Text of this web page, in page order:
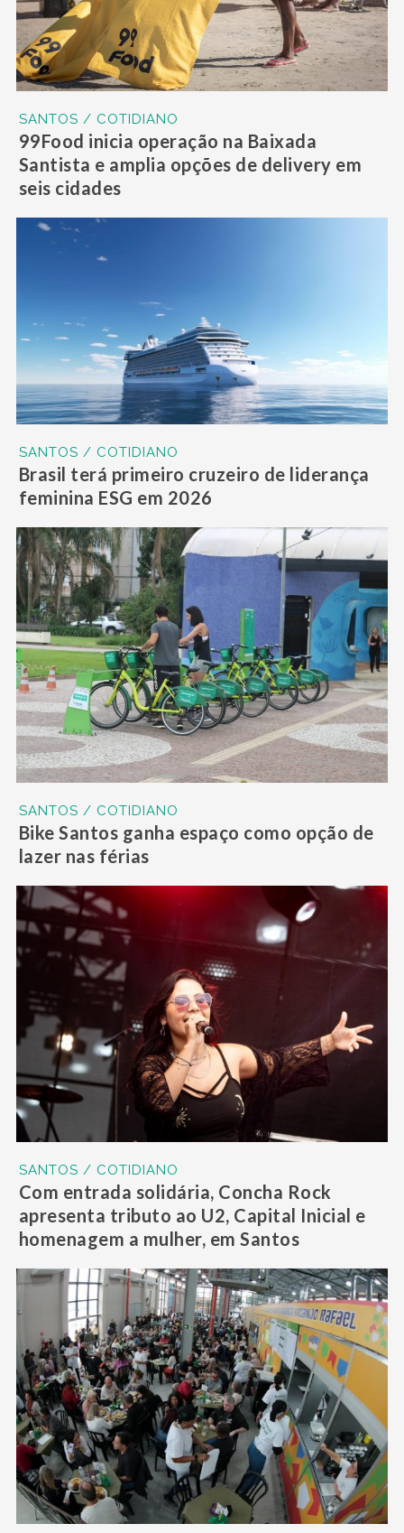
SANTOS / COTIDIANO
99Food inicia operação na Baixada
Santista e amplia opções de delivery em
seis cidades
SANTOS / COTIDIANO
Brasil terá primeiro cruzeiro de liderança
feminina ESG em 2026
SANTOS / COTIDIANO
Bike Santos ganha espaço como opção de
lazer nas férias
SANTOS / COTIDIANO
Com entrada solidária, Concha Rock
apresenta tributo ao U2, Capital Inicial e
homenagem a mulher, em Santos